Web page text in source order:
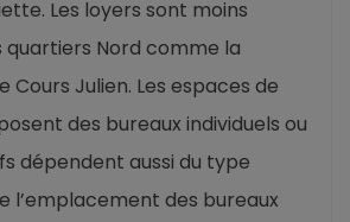
Les loyers sont moins
quartiers Nord comme la
Cours Julien. Les espaces de
des bureaux individuels ou
dépendent aussi du type
l’emplacement des bureaux